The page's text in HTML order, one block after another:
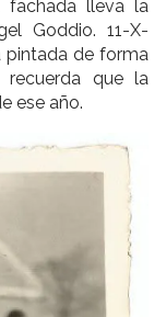
lleva la
Goddio. 11-X-
pintada de forma
recuerda que la
ese año.